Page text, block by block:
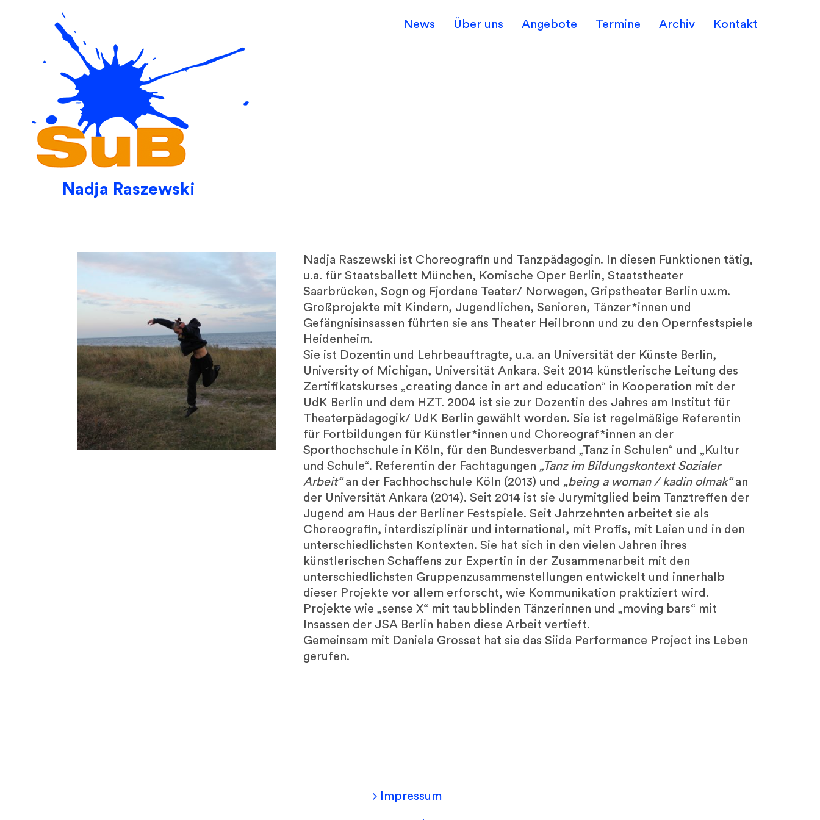
News Über uns Angebote Termine Archiv Kontakt
Nadja Raszewski
Nadja Raszewski ist Choreografin und Tanzpädagogin. In diesen Funktionen tätig,
u.a. für Staatsballett München, Komische Oper Berlin, Staatstheater
Saarbrücken, Sogn og Fjordane Teater/ Norwegen, Gripstheater Berlin u.v.m.
Großprojekte mit Kindern, Jugendlichen, Senioren, Tänzer*innen und
Gefängnisinsassen führten sie ans Theater Heilbronn und zu den Opernfestspiele
Heidenheim.
Sie ist Dozentin und Lehrbeauftragte, u.a. an Universität der Künste Berlin,
University of Michigan, Universität Ankara. Seit 2014 künstlerische Leitung des
Zertifikatskurses „creating dance in art and education“ in Kooperation mit der
UdK Berlin und dem HZT. 2004 ist sie zur Dozentin des Jahres am Institut für
Theaterpädagogik/ UdK Berlin gewählt worden. Sie ist regelmäßige Referentin
für Fortbildungen für Künstler*innen und Choreograf*innen an der
Sporthochschule in Köln, für den Bundesverband „Tanz in Schulen“ und „Kultur
und Schule“. Referentin der Fachtagungen „Tanz im Bildungskontext Sozialer
Arbeit“an der Fachhochschule Köln (2013) und „being a woman / kadin olmak“an
der Universität Ankara (2014). Seit 2014 ist sie Jurymitglied beim Tanztreffen der
Jugend am Haus der Berliner Festspiele. Seit Jahrzehnten arbeitet sie als
Choreografin, interdisziplinär und international, mit Profis, mit Laien und in den
unterschiedlichsten Kontexten. Sie hat sich in den vielen Jahren ihres
künstlerischen Schaffens zur Expertin in der Zusammenarbeit mit den
unterschiedlichsten Gruppenzusammenstellungen entwickelt und innerhalb
dieser Projekte vor allem erforscht, wie Kommunikation praktiziert wird.
Projekte wie „sense X“ mit taubblinden Tänzerinnen und „moving bars“ mit
Insassen der JSA Berlin haben diese Arbeit vertieft.
Gemeinsam mit Daniela Grosset hat sie das Siida Performance Project ins Leben
gerufen.
Impressum